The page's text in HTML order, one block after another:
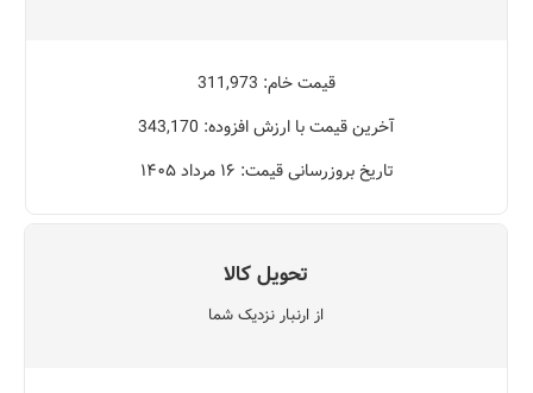
قیمت خام: 311,973
آخرین قیمت با ارزش افزوده: 343,170
تاریخ بروزرسانی قیمت: ۱۶ مرداد ۱۴۰۵
تحویل کالا
از ارنبار نزدیک شما